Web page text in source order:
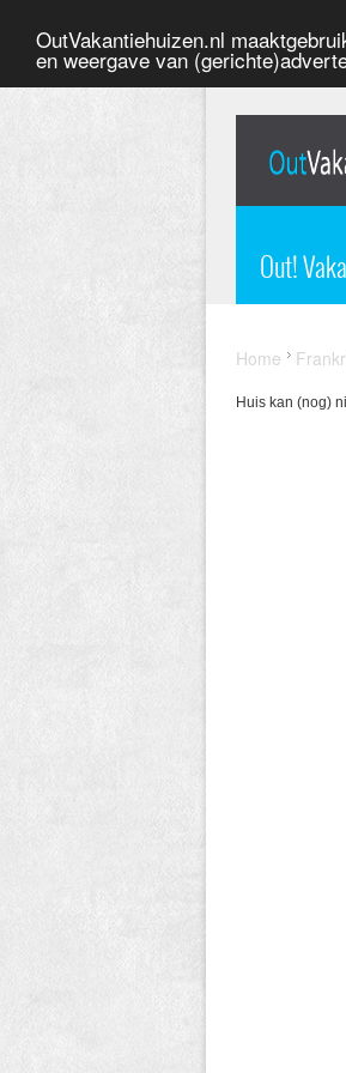
OutVakantiehuizen.nl
en weergave van
Out!
Home
Huis kan (nog)